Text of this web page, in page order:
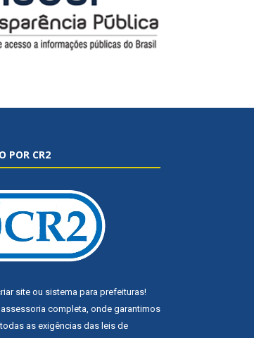
POR CR2
site ou sistema para prefeituras!
assessoria completa, onde garantimos
as exigências das leis de